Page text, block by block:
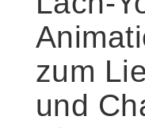
zum
und